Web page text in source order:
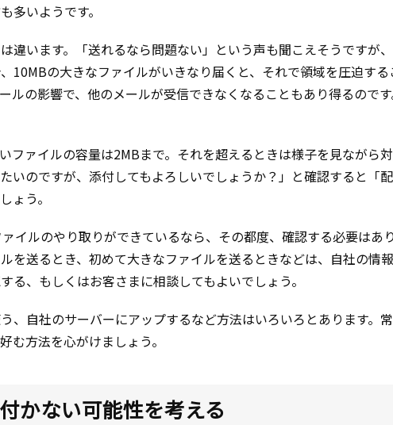
多いようです。
違います。「送れるなら問題ない」という声も聞こえそうですが
10MBの大きなファイルがいきなり届くと、それで領域を圧迫する
ルの影響で、他のメールが受信できなくなることもあり得るのです
ファイルの容量は2MBまで。それを超えるときは様子を見ながら
いのですが、添付してもよろしいでしょうか？」と確認すると「
ょう。
イルのやり取りができているなら、その都度、確認する必要はあり
を送るとき、初めて大きなファイルを送るときなどは、自社の情報
る、もしくはお客さまに相談してもよいでしょう。
、自社のサーバーにアップするなど方法はいろいろとあります。
む方法を心がけましょう。
かない可能性を考える